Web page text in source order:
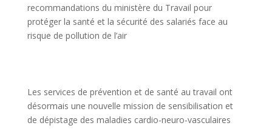
recommandations du ministère du Travail pour
protéger la santé et la sécurité des salariés face au
risque de pollution de l’air
Les services de prévention et de santé au travail ont
désormais une nouvelle mission de sensibilisation et
de dépistage des maladies cardio-neuro-vasculaires